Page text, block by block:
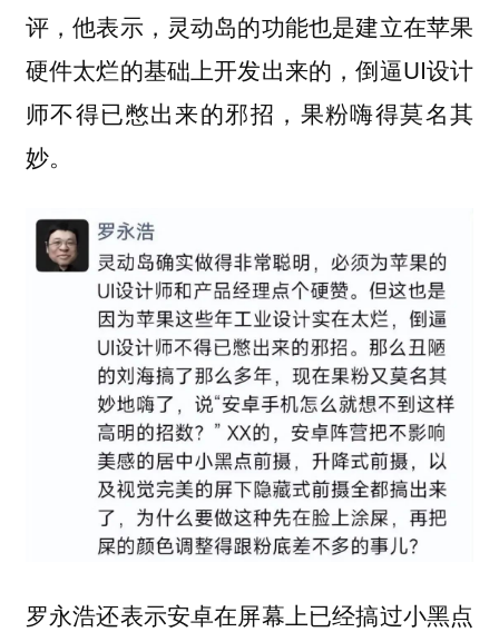
评，他表示，灵动岛的功能也是建立在苹果
硬件太烂的基础上开发出来的，倒逼UI设计
师不得已憋出来的邪招，果粉嗨得莫名其
妙。
罗永浩还表示安卓在屏幕上已经搞过小黑点